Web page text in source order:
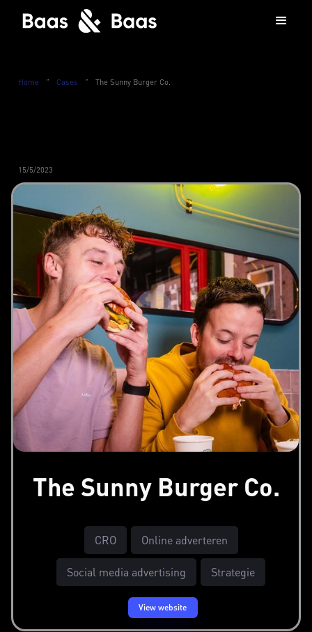
Home ” Cases ” The Sunny Burger Co.
15/5/2023
The Sunny Burger Co.
CRO Online adverteren
Social media advertising Strategie
View website